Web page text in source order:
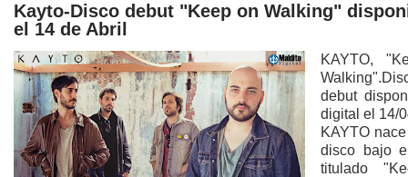
Kayto-Disco debut "Keep on Walking"
el 14 de Abril
KAYTO,
debut
digital el 14/
KAYTO
disco bajo
titulado